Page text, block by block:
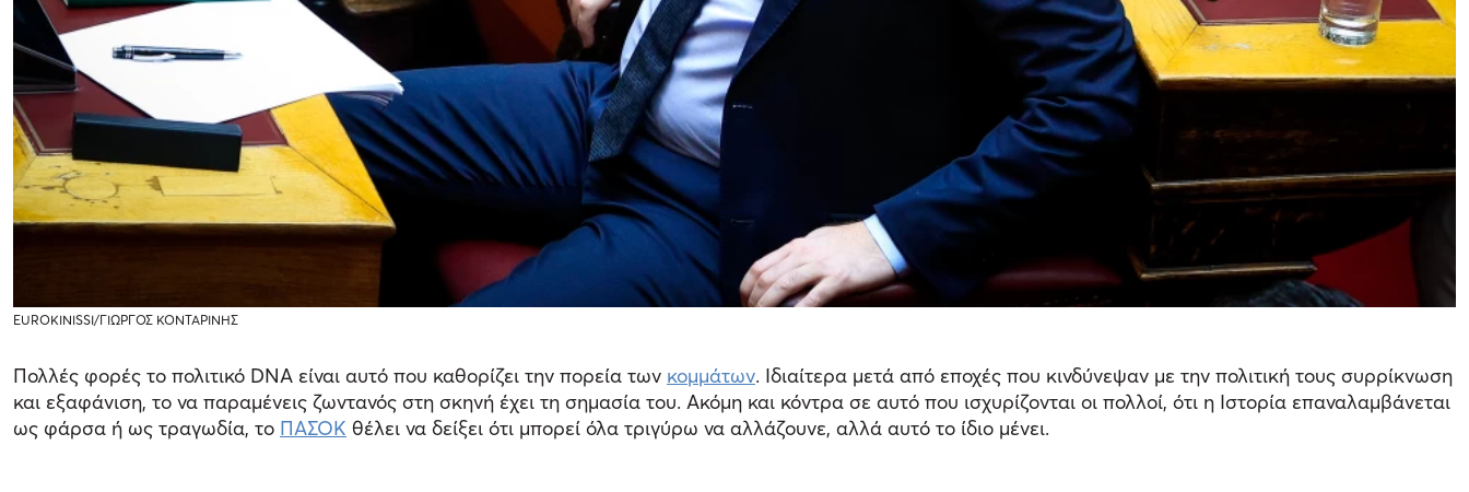
EUROKINISSI/ΓΙΩΡΓΟΣ ΚΟΝΤΑΡΙΝΗΣ
Πολλές φορές το πολιτικό DNA είναι αυτό που καθορίζει την πορεία των κομμάτων. Ιδιαίτερα μετά από εποχές που κινδύνεψαν με την πολιτική τους συρρίκνωση
και εξαφάνιση, το να παραμένεις ζωντανός στη σκηνή έχει τη σημασία του. Ακόμη και κόντρα σε αυτό που ισχυρίζονται οι πολλοί, ότι η Ιστορία επαναλαμβάνεται
ως φάρσα ή ως τραγωδία, το ΠΑΣΟΚ θέλει να δείξει ότι μπορεί όλα τριγύρω να αλλάζουνε, αλλά αυτό το ίδιο μένει.